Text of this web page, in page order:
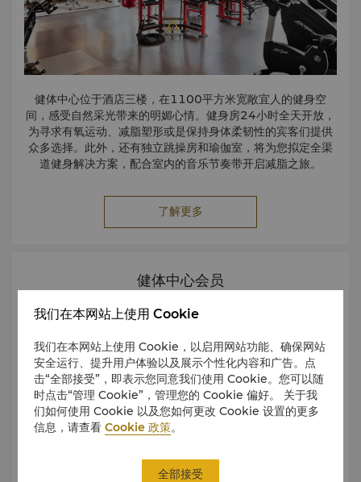
健体中心位于酒店三楼，在1100平方米宽敞宜人的健身空
间，感受自然采光带来的明媚心情。健身房24小时全天开放，
为寻求有氧运动、减脂塑形或是保持身体柔韧性的宾客们提供
众多选择。此外，还有独立跳操房和瑜伽室，将为您拟定全渠
道健身解决方案，配合室内的音乐节奏带开启减脂之旅。
了解更多
健体中心会员
我们在本网站上使用 Cookie
我们在本网站上使用 Cookie，以启用网站功能、确保网站
安全运行、提升用户体验以及展示个性化内容和广告。点
击“全部接受”，即表示您同意我们使用 Cookie。您可以随
时点击“管理 Cookie”，管理您的 Cookie 偏好。 关于我
们如何使用 Cookie 以及您如何更改 Cookie 设置的更多
信息，请查看Cookie 政策。
全部接受